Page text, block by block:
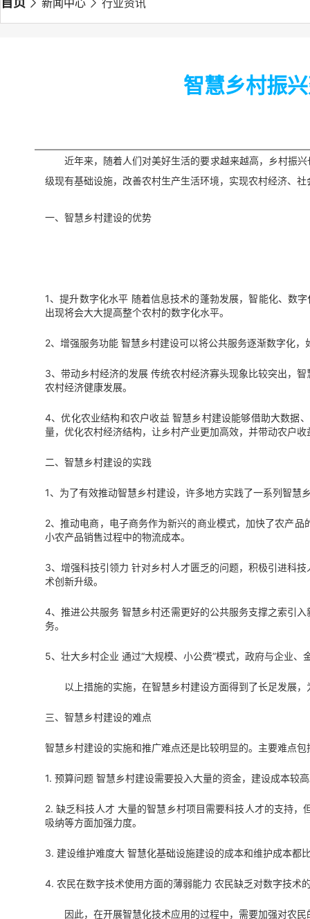
智慧乡村振
近年来，随着人们对美好生活的要求越来越高，乡村振
级现有基础设施，改善农村生产生活环境，实现农村经济、
一、智慧乡村建设的优势
1、提升数字化水平 随着信息技术的蓬勃发展，智能化、数
出现将会大大提高整个农村的数字化水平。
2、增强服务功能 智慧乡村建设可以将公共服务逐渐数字化
3、带动乡村经济的发展 传统农村经济寡头现象比较突出，
农村经济健康发展。
4、优化农业结构和农户收益 智慧乡村建设能够借助大数据
量，优化农村经济结构，让乡村产业更加高效，并带动农户收
二、智慧乡村建设的实践
1、为了有效推动智慧乡村建设，许多地方实践了一系列智
2、推动电商，电子商务作为新兴的商业模式，加快了农产
小农产品销售过程中的物流成本。
3、增强科技引领力 针对乡村人才匮乏的问题，积极引进科
术创新升级。
4、推进公共服务 智慧乡村还需更好的公共服务支撑之索引
务。
5、壮大乡村企业 通过“大规模、小公费”模式，政府与企业
以上措施的实施，在智慧乡村建设方面得到了长足发展，
三、智慧乡村建设的难点
智慧乡村建设的实施和推广难点还是比较明显的。主要难点
1. 预算问题 智慧乡村建设需要投入大量的资金，建设成本较
2. 缺乏科技人才 大量的智慧乡村项目需要科技人才的支持
吸纳等方面加强力度。
3. 建设维护难度大 智慧化基础设施建设的成本和维护成本都
4. 农民在数字技术使用方面的薄弱能力 农民缺乏对数字技术
因此，在开展智慧化技术应用的过程中，需要加强对农民